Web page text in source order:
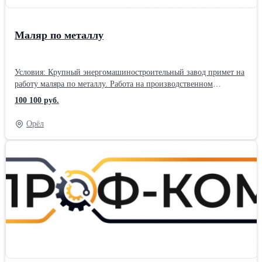
Маляр по металлу
Условия: Крупный энергомашиностроительный завод примет на
работу маляра по металлу. Работа на производственном
предприятии в г. Санкт-Петербург. Вахтовый метод работы 60/30.
Прямой работодатель. Трудоустройство официальное, согласно
ТК РФ. График работы на выбор, 5/2 по 8 часов или 6/1 по 11
часов. Заработная плата 350 руб./час, от 61 600 – 100 100 руб./
мес. (зависит от графика работы). Предоставляется
человек). Проезд компенсируем в обе стороны после
отработанной командировки. Питание за свой счет.
Обязанности: Работа по нанесению покрытий на металл,
согласно технологической карте. Работа с краскопультами и
окрасочными аппаратами, с эпоксидными красками и л/к фирмы
Хемпель. Требования: Чтение чертежей. Опыт шпатлевки.
с высококачественной отделкой. Технические условия и
100 100 руб.
Орёл